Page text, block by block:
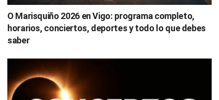
O Marisquiño 2026 en Vigo: programa completo,
horarios, conciertos, deportes y todo lo que debes
saber